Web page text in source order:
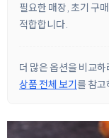
필요한 매장, 초기 구
적합합니다.
더 많은 옵션을 비교하
상품 전체 보기를 참고